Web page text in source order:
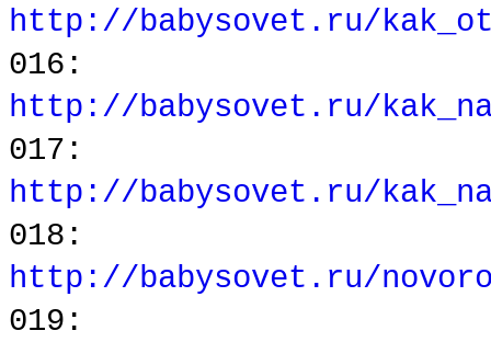
http://babysovet.ru/
016:
http://babysovet.ru/
017:
http://babysovet.ru/
018:
http://babysovet.ru/
019: